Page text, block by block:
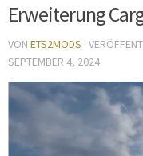
Erweiterung
VON ETS2MODS ·
SEPTEMBER 4, 2024